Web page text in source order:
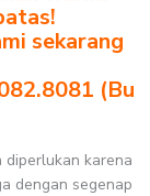
sekarang
(Bu
diperlukan karena
dengan segenap